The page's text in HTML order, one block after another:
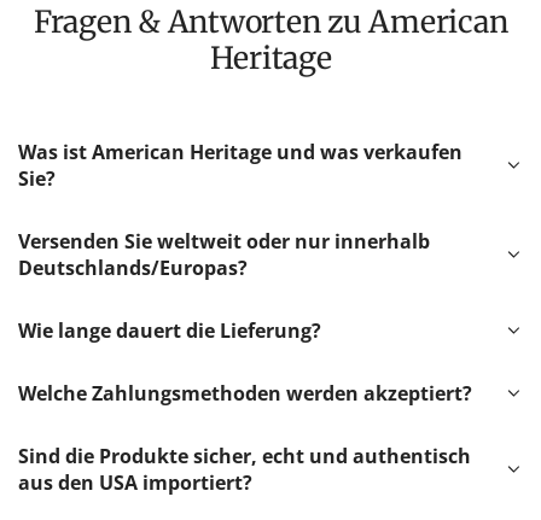
Fragen & Antworten zu American
Heritage
Was ist American Heritage und was verkaufen
Sie?
Versenden Sie weltweit oder nur innerhalb
Deutschlands/Europas?
Wie lange dauert die Lieferung?
Welche Zahlungsmethoden werden akzeptiert?
Sind die Produkte sicher, echt und authentisch
aus den USA importiert?